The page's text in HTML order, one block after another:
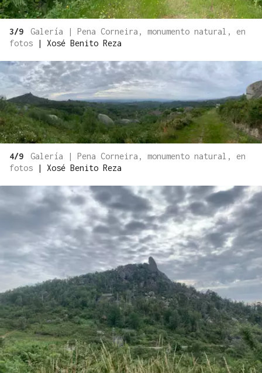
3/9
Galería | Pena Corneira, monumento natural, en
fotos
| Xosé Benito Reza
4/9
Galería | Pena Corneira, monumento natural, en
fotos
| Xosé Benito Reza